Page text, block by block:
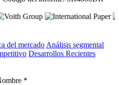
del mercado Análisis segmental
Desarrollos Recientes
*